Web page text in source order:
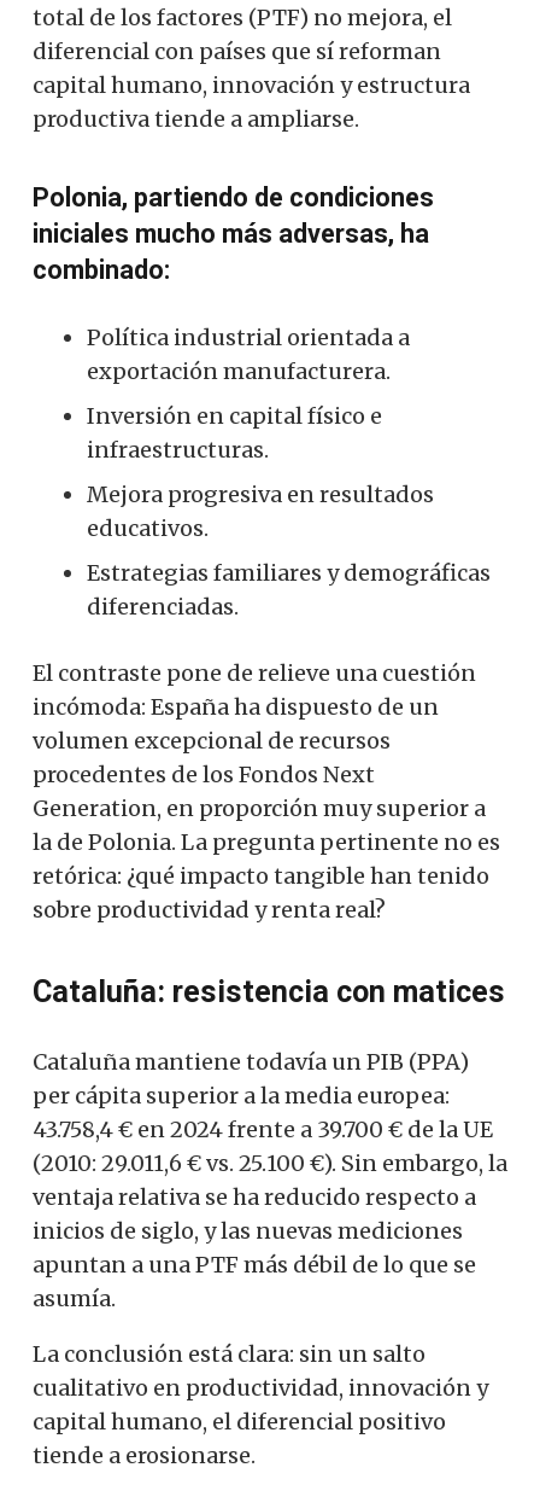
total de los factores (PTF) no mejora, el
diferencial con países que sí reforman
capital humano, innovación y estructura
productiva tiende a ampliarse.
Polonia, partiendo de condiciones
iniciales mucho más adversas, ha
combinado:
Política industrial orientada a
exportación manufacturera.
Inversión en capital físico e
infraestructuras.
Mejora progresiva en resultados
educativos.
Estrategias familiares y demográficas
diferenciadas.
El contraste pone de relieve una cuestión
incómoda: España ha dispuesto de un
volumen excepcional de recursos
procedentes de los Fondos Next
Generation, en proporción muy superior a
la de Polonia. La pregunta pertinente no es
retórica: ¿qué impacto tangible han tenido
sobre productividad y renta real?
Cataluña: resistencia con matices
Cataluña mantiene todavía un PIB (PPA)
per cápita superior a la media europea:
43.758,4 € en 2024 frente a 39.700 € de la UE
(2010: 29.011,6 € vs. 25.100 €). Sin embargo, la
ventaja relativa se ha reducido respecto a
inicios de siglo, y las nuevas mediciones
apuntan a una PTF más débil de lo que se
asumía.
La conclusión está clara: sin un salto
cualitativo en productividad, innovación y
capital humano, el diferencial positivo
tiende a erosionarse.